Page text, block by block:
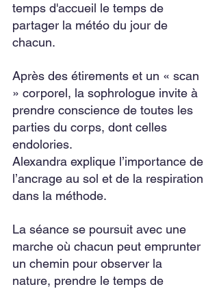
temps d'accueil le temps de
partager la météo du jour de
chacun.
Après des étirements et un « scan
» corporel, la sophrologue invite à
prendre conscience de toutes les
parties du corps, dont celles
endolories.
Alexandra explique l’importance de
l’ancrage au sol et de la respiration
dans la méthode.
La séance se poursuit avec une
marche où chacun peut emprunter
un chemin pour observer la
nature, prendre le temps de